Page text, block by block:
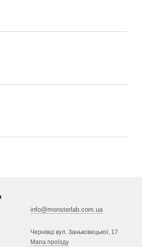
info@monsterlab.com.ua
Чернівці вул. Заньковецької, 17
Мапа проїзду